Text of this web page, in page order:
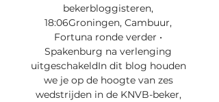
bekerbloggisteren,
18:06Groningen, Cambuur,
Fortuna ronde verder •
Spakenburg na verlenging
uitgeschakeldIn dit blog houden
we je op de hoogte van zes
wedstrijden in de KNVB-beker,